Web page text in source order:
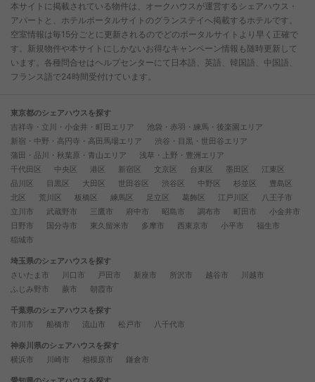
本サイトに掲載されている物件は、オークハウスが運営するシェアハウス・
アパートと、ホテルポータルサイトのグランステイへ掲載するホテルです。
空室情報は毎15分ごとに更新されるのでどのポータルサイトより早く正確で
す。新規物件や本サイトにしかないお得なキャンペーン情報も随時更新して
います。各種問合せはヘルプセンターにて日本語、英語、韓国語、中国語、
フランス語で24時間受付けています。
東京都のシェアハウスを探す
吉祥寺・立川・小金井・町田エリア
池袋・赤羽・練馬・後楽園エリア
新宿・中野・高円寺・高田馬場エリア
渋谷・目黒・世田谷エリア
蒲田・品川・秋葉原・青山エリア
浅草・上野・豊洲エリア
千代田区
中央区 港区 新宿区 文京区 台東区 墨田区
江東区
品川区
目黒区 大田区 世田谷区 渋谷区 中野区 杉並区
豊島区
北区
荒川区 板橋区 練馬区 足立区 葛飾区 江戸川区
八王子市
立川市
武蔵野市 三鷹市 府中市 昭島市 調布市 町田市
小金井市
日野市
国分寺市 東久留米市 多摩市 西東京市 小平市
福生市
稲城市
埼玉県のシェアハウスを探す
さいたま市
川口市 戸田市 新座市 所沢市 越谷市
川越市
ふじみ野市
蕨市 朝霞市
千葉県のシェアハウスを探す
市川市
船橋市 流山市 松戸市 八千代市
神奈川県のシェアハウスを探す
横浜市
川崎市 相模原市 鎌倉市